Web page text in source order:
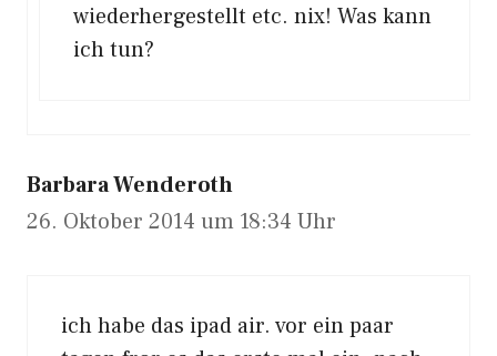
wiederhergestellt etc. nix! Was kann
ich tun?
Barbara Wenderoth
26. Oktober 2014 um 18:34 Uhr
ich habe das ipad air. vor ein paar